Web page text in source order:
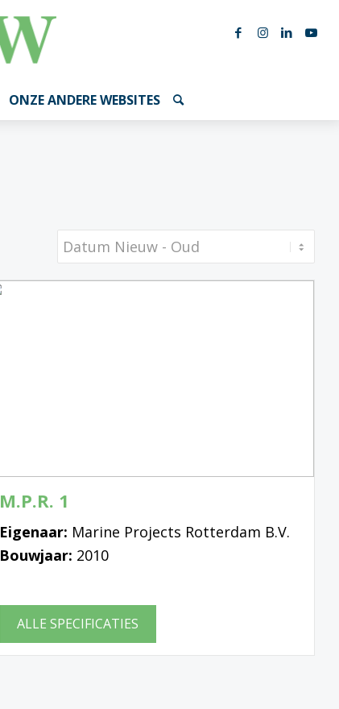
ONZE ANDERE WEBSITES
M.P.R. 1
Eigenaar: Marine Projects Rotterdam B.V.
Bouwjaar: 2010
ALLE SPECIFICATIES